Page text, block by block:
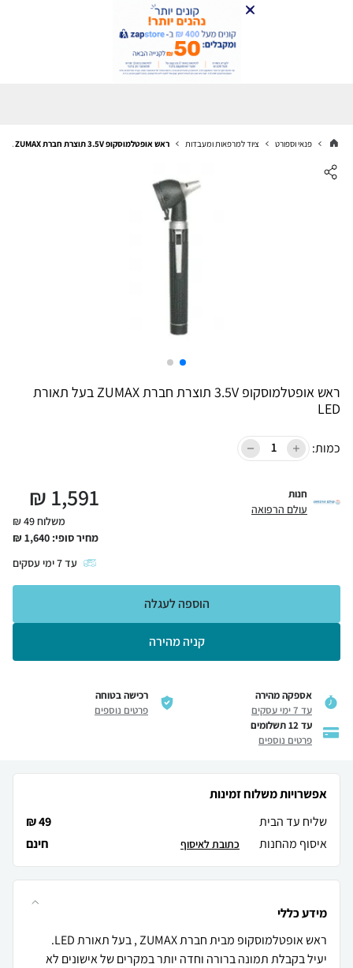
פנאי וספורט ציוד למרפאות ומעבדות ראש אופטלמוסקופ 3.5V תוצרת חברת ZUMAX בעל תאורת LED
ראש אופטלמוסקופ 3.5V תוצרת חברת ZUMAX בעל תאורת
LED
כמות:
חנות
עולם הרפואה 1,591
₪
משלוח 49 ₪
מחיר סופי: 1,640
₪
עד7ימי עסקים
קניה מהירה
הוספה לעגלה
אספקה מהירה
עד 7 ימי עסקים
רכישה בטוחה
פרטים נוספים
עד 12 תשלומים
פרטים נוספים
אפשרויות משלוח זמינות
שליח עד הבית
49 ₪
איסוף מהחנות
חינם כתובת לאיסוף
מידע כללי
יעיל בקבלת תמונה ברורה וחדה יותר במקרים של אישונים לא